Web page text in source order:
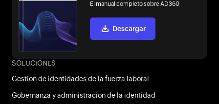
SOLUCIONES
Gestion de identidades de la fuerza laboral
Gobernanza y administracion de la identidad
El manual completo sobre AD360
Descargar